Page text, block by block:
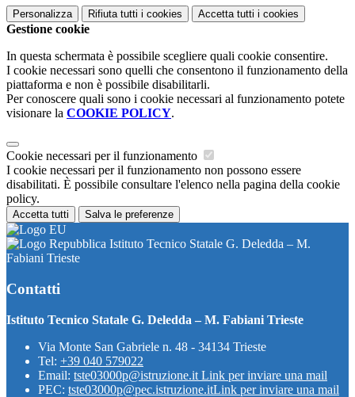
Personalizza Rifiuta tutti i cookies Accetta tutti i cookies
Gestione cookie
In questa schermata è possibile scegliere quali cookie consentire.
I cookie necessari sono quelli che consentono il funzionamento della
piattaforma e non è possibile disabilitarli.
Per conoscere quali sono i cookie necessari al funzionamento potete
visionare la COOKIE POLICY.
Cookie necessari per il funzionamento
I cookie necessari per il funzionamento non possono essere
disabilitati. È possibile consultare l'elenco nella pagina della cookie
policy.
Accetta tutti Salva le preferenze
Istituto Tecnico Statale G. Deledda – M.
Fabiani Trieste
Contatti
Istituto Tecnico Statale G. Deledda – M. Fabiani Trieste
Via Monte San Gabriele n. 48 - 34134 Trieste
Tel: +39 040 579022
Email: tste03000p@istruzione.it Link per inviare una mail
PEC: tste03000p@pec.istruzione.itLink per inviare una mail